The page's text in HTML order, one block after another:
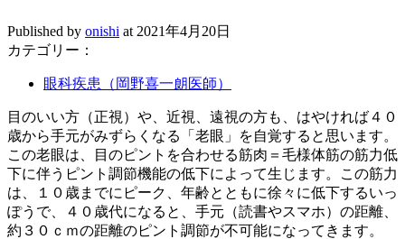
Published by onishi at 2021年4月20日
カテゴリー：
眼科疾患（岡野喜一朗医師）
目のいい方（正視）や、近視、遠視の方も、はやければ４０
歳から手元がみずらくなる「老眼」を自覚すると思います。
この老眼は、目のピントを合わせる筋肉＝毛様体筋の筋力低
下に伴うピント調節機能の低下によって生じます。この筋力
は、１０歳までにピーク、年齢とともに徐々に低下するいっ
ぽうで、４０歳代になると、手元（読書やスマホ）の距離、
約３０ｃｍの距離のピント調節が不可能になってきます。